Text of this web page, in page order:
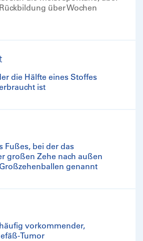
über Wochen
die Hälfte eines Stoffes
ist
Fußes, bei der das
großen Zehe nach außen
genannt
vorkommender,
Tumor